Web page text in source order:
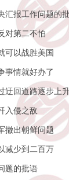
汇报工作问题的
对第二不怕
可以战胜美国
事情就好办了
迂回道路逐步上
入侵之敌
撤出朝鲜问题
减少到二百万
题的批语